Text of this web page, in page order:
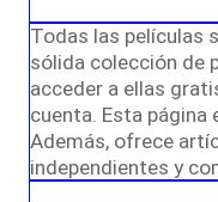
Todas las películas
sólida colección de
acceder a ellas
cuenta. Esta página
Además, ofrece
independientes y